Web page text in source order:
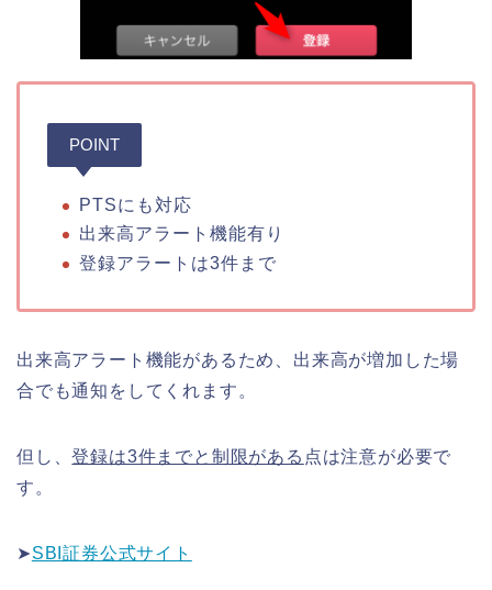
POINT
PTSにも対応
出来高アラート機能有り
登録アラートは3件まで
出来高アラート機能があるため、出来高が増加した場
合でも通知をしてくれます。
但し、登録は3件までと制限がある 点は注意が必要で
す。
➤SBI証券公式サイト